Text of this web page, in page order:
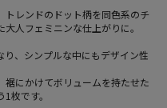
トレンドのドット柄を同色系のチ
人フェミニンな仕上がりに。
、シンプルな中にもデザイン性
裾にかけてボリュームを持たせた
枚です。